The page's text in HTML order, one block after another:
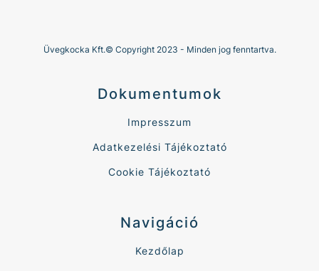
Üvegkocka Kft.© Copyright 2023 - Minden jog fenntartva.
Dokumentumok
Impresszum
Adatkezelési Tájékoztató
Cookie Tájékoztató
Navigáció
Kezdőlap